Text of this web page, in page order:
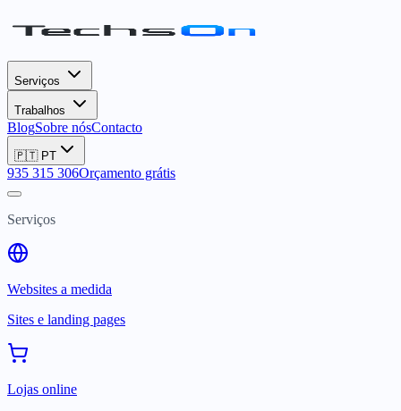
Serviços
Trabalhos
BlogSobre nósContacto
🇵🇹 PT
935 315 306Orçamento grátis
Serviços
Websites a medida
Sites e landing pages
Lojas online